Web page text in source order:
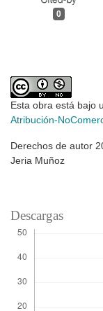
0
Esta obra está bajo
Atribución-
Derechos de autor
Jeria Muñoz
Descargas